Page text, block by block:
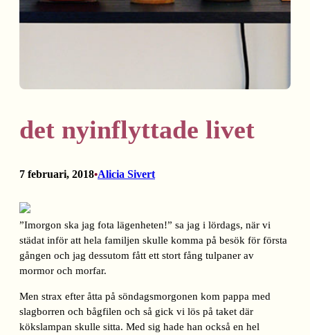
det nyinflyttade livet
7 februari, 2018•Alicia Sivert
”Imorgon ska jag fota lägenheten!” sa jag i lördags, när vi
städat inför att hela familjen skulle komma på besök för första
gången och jag dessutom fått ett stort fång tulpaner av
mormor och morfar.
Men strax efter åtta på söndagsmorgonen kom pappa med
slagborren och bågfilen och så gick vi lös på taket där
kökslampan skulle sitta. Med sig hade han också en hel